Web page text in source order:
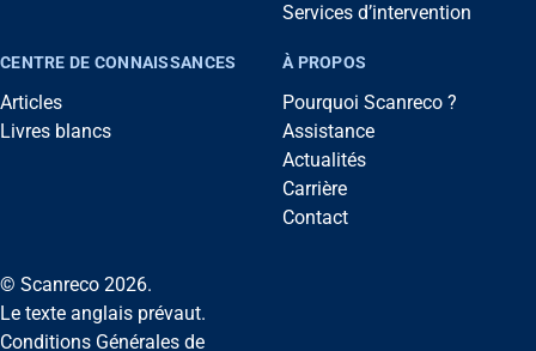
Services d’intervention
CENTRE DE CONNAISSANCES
Articles
Livres blancs
À PROPOS
Pourquoi Scanreco ?
Assistance
Actualités
Carrière
Contact
© Scanreco 2026.
Le texte anglais prévaut.
Conditions Générales de